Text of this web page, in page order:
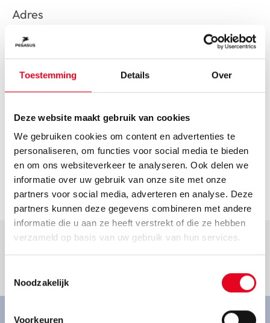
Toestemming Details Over
Deze website maakt gebruik van cookies
We gebruiken cookies om content en advertenties te
personaliseren, om functies voor social media te bieden
en om ons websiteverkeer te analyseren. Ook delen we
informatie over uw gebruik van onze site met onze
partners voor social media, adverteren en analyse. Deze
partners kunnen deze gegevens combineren met andere
informatie die u aan ze heeft verstrekt of die ze hebben
verzameld op basis van uw gebruik van hun services.
Noodzakelijk
Voorkeuren
Goed om te weten.
Adres
Hauptstr. 17
Schildow
Route plannen
Openingstijden
Helaas hebben we geen actuele openingstijden van deze
Contact
fahrradfritzekaliga@t-online.de
Ga naar dealer